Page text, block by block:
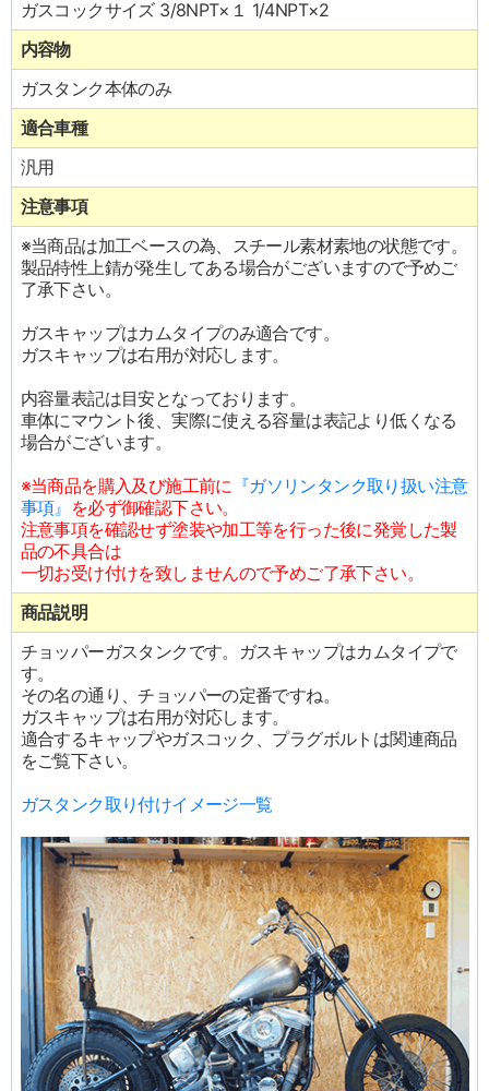
ガスコックサイズ 3/8NPT×１ 1/4NPT×2
内容物
ガスタンク本体のみ
適合車種
汎用
注意事項
※当商品は加工ベースの為、スチール素材素地の状態です。
製品特性上錆が発生してある場合がございますので予めご
了承下さい。
ガスキャップはカムタイプのみ適合です。
ガスキャップは右用が対応します。
内容量表記は目安となっております。
車体にマウント後、実際に使える容量は表記より低くなる
場合がございます。
※当商品を購入及び施工前に 『ガソリンタンク取り扱い注意
事項』 を必ず御確認下さい。
注意事項を確認せず塗装や加工等を行った後に発覚した製
品の不具合は
一切お受け付けを致しませんので予めご了承下さい。
商品説明
チョッパーガスタンクです。ガスキャップはカムタイプで
す。
その名の通り、チョッパーの定番ですね。
ガスキャップは右用が対応します。
適合するキャップやガスコック、プラグボルトは関連商品
をご覧下さい。
ガスタンク取り付けイメージ一覧